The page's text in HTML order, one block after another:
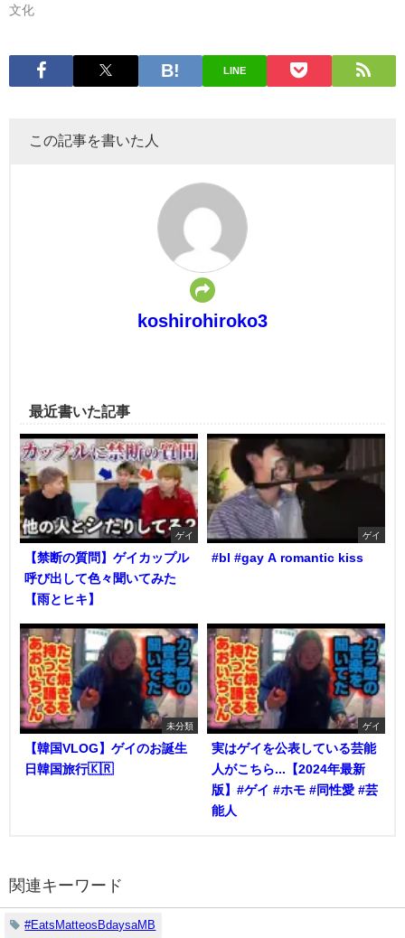
文化
LINE
この記事を書いた人
koshirohiroko3
最近書いた記事
ゲイ
【禁断の質問】ゲイカップル
呼び出して色々聞いてみた
【雨とヒキ】
ゲイ
#bl #gay A romantic kiss
未分類
【韓国VLOG】ゲイのお誕生
日韓国旅行🇰🇷
ゲイ
実はゲイを公表している芸能
人がこちら...【2024年最新
版】#ゲイ #ホモ #同性愛 #芸
能人
関連キーワード
#EatsMatteosBdaysaMB